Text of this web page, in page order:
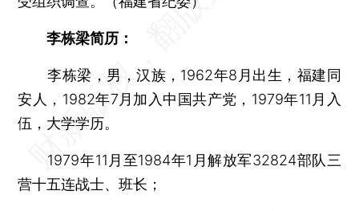
李栋梁简历：
李栋梁，男，汉族，1962年8月出生，福建同
安人，1982年7月加入中国共产党，1979年11月入
伍，大学学历。
1979年11月至1984年1月解放军32824部队三
营十五连战士、班长；